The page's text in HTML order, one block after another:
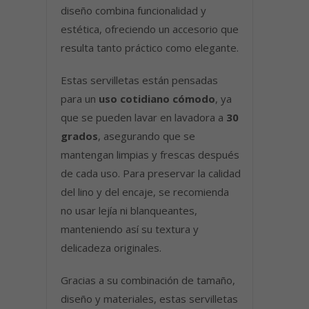
diseño combina funcionalidad y
estética, ofreciendo un accesorio que
resulta tanto práctico como elegante.
Estas servilletas están pensadas
para un uso cotidiano cómodo, ya
que se pueden lavar en lavadora a 30
grados, asegurando que se
mantengan limpias y frescas después
de cada uso. Para preservar la calidad
del lino y del encaje, se recomienda
no usar lejía ni blanqueantes,
manteniendo así su textura y
delicadeza originales.
Gracias a su combinación de tamaño,
diseño y materiales, estas servilletas